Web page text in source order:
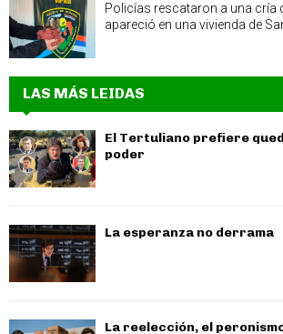
Policías rescataron a una cría
apareció en una vivienda de
LAS MÁS LEIDAS
El Tertuliano prefiere
poder
La esperanza no derrama
La reelección, el